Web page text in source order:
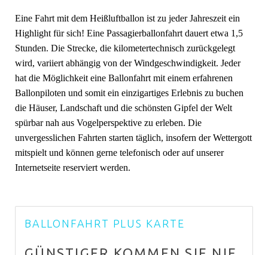
Eine Fahrt mit dem Heißluftballon ist zu jeder Jahreszeit ein
Highlight für sich! Eine Passagierballonfahrt dauert etwa 1,5
Stunden. Die Strecke, die kilometertechnisch zurückgelegt
wird, variiert abhängig von der Windgeschwindigkeit. Jeder
hat die Möglichkeit eine Ballonfahrt mit einem erfahrenen
Ballonpiloten und somit ein einzigartiges Erlebnis zu buchen
die Häuser, Landschaft und die schönsten Gipfel der Welt
spürbar nah aus Vogelperspektive zu erleben. Die
unvergesslichen Fahrten starten täglich, insofern der Wettergott
mitspielt und können gerne telefonisch oder auf unserer
Internetseite reserviert werden.
BALLONFAHRT PLUS KARTE